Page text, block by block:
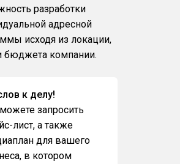
разработки
адресной
исходя из локации,
бюджета компании.
к делу!
запросить
лист, а также
для вашего
в котором